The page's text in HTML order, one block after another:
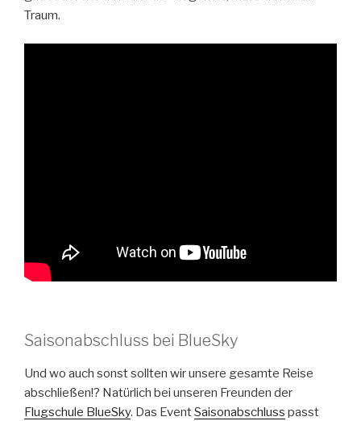
Traum.
Saisonabschluss bei BlueSky
Und wo auch sonst sollten wir unsere gesamte Reise
abschließen!? Natürlich bei unseren Freunden der
Flugschule BlueSky. Das EventSaisonabschluss passt